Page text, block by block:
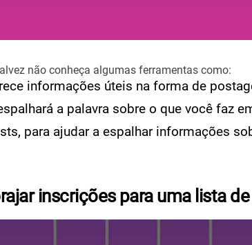
não conheça algumas ferramentas como:
informações úteis na forma de
a palavra sobre o que você faz
para ajudar a espalhar informações
inscrições para uma lista de